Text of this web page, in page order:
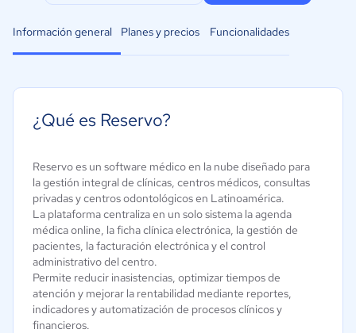
Información general Planes y precios Funcionalidades
¿Qué es Reservo?
Reservo es un software médico en la nube diseñado para
la gestión integral de clínicas, centros médicos, consultas
privadas y centros odontológicos en Latinoamérica.
La plataforma centraliza en un solo sistema la agenda
médica online, la ficha clínica electrónica, la gestión de
pacientes, la facturación electrónica y el control
administrativo del centro.
Permite reducir inasistencias, optimizar tiempos de
atención y mejorar la rentabilidad mediante reportes,
indicadores y automatización de procesos clínicos y
financieros.